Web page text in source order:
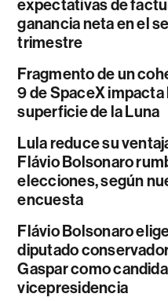
expectativas de
ganancia neta en el
trimestre
Fragmento de un
9 de SpaceX impacta
superficie de la Luna
Lula reduce su
Flávio Bolsonaro
elecciones, según
encuesta
Flávio Bolsonaro
diputado
Gaspar como
vicepresidencia